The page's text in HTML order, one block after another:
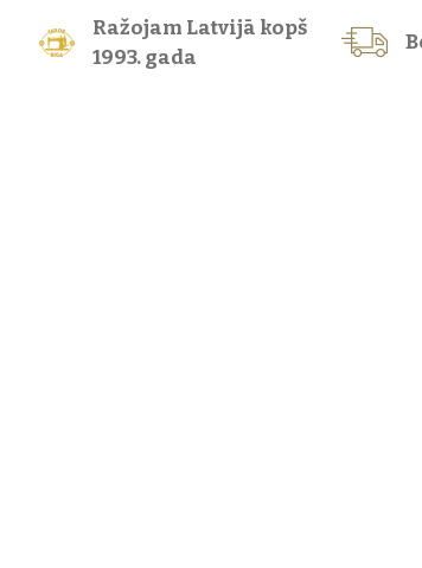
Ražojam Latvijā kopš
1993. gada